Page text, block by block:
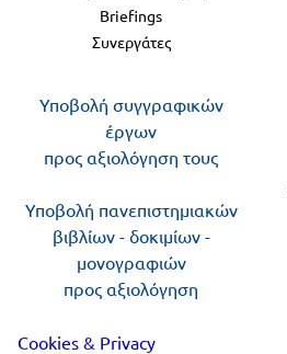
Briefings
Συνεργάτες
Υποβολή συγγραφικών
έργων
προς αξιολόγηση τους
Υποβολή πανεπιστημιακών
βιβλίων - δοκιμίων -
μονογραφιών
προς αξιολόγηση
Cookies & Privacy